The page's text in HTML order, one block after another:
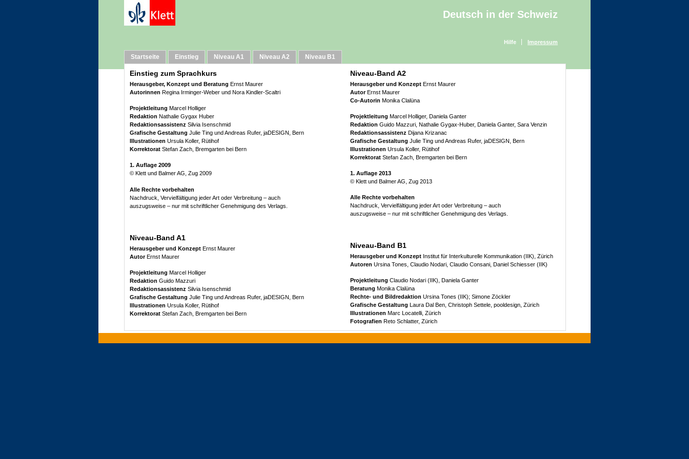
Deutsch in der Schweiz
Startseite Einstieg Niveau A1 Niveau A2 Niveau B1
Hilfe Impressum
Einstieg zum Sprachkurs
Herausgeber, Konzept und Beratung Ernst Maurer
Autorinnen Regina Irminger-Weber und Nora Kindler-Scaltri
Projektleitung Marcel Holliger
Redaktion Nathalie Gygax Huber
Redaktionsassistenz Silvia Isenschmid
Grafische Gestaltung Julie Ting und Andreas Rufer, jaDESIGN, Bern
Illustrationen Ursula Koller, Rütihof
Korrektorat Stefan Zach, Bremgarten bei Bern
1. Auflage 2009
© Klett und Balmer AG, Zug 2009
Alle Rechte vorbehalten
Nachdruck, Vervielfältigung jeder Art oder Verbreitung – auch
auszugsweise – nur mit schriftlicher Genehmigung des Verlags.
Niveau-Band A1
Herausgeber und Konzept Ernst Maurer
AutorErnst Maurer
Projektleitung Marcel Holliger
Redaktion Guido Mazzuri
Redaktionsassistenz Silvia Isenschmid
Grafische Gestaltung Julie Ting und Andreas Rufer, jaDESIGN, Bern
Illustrationen Ursula Koller, Rütihof
Korrektorat Stefan Zach, Bremgarten bei Bern
1. Auflage 2011
Niveau-Band A2
Herausgeber und Konzept Ernst Maurer
AutorErnst Maurer
Co-Autorin Monika Clalüna
Projektleitung Marcel Holliger, Daniela Ganter
Redaktion Guido Mazzuri, Nathalie Gygax-Huber, Daniela Ganter, Sara Venzin
Redaktionsassistenz Dijana Krizanac
Grafische Gestaltung Julie Ting und Andreas Rufer, jaDESIGN, Bern
Illustrationen Ursula Koller, Rütihof
Korrektorat Stefan Zach, Bremgarten bei Bern
1. Auflage 2013
© Klett und Balmer AG, Zug 2013
Alle Rechte vorbehalten
Nachdruck, Vervielfältigung jeder Art oder Verbreitung – auch
auszugsweise – nur mit schriftlicher Genehmigung des Verlags.
Niveau-Band B1
Herausgeber und Konzept Institut für Interkulturelle Kommunikation (IIK), Zürich
Autoren Ursina Tones, Claudio Nodari, Claudio Consani, Daniel Schiesser (IIK)
Projektleitung Claudio Nodari (IIK), Daniela Ganter
Beratung Monika Clalüna
Rechte- und Bildredaktion Ursina Tones (IIK); Simone Zöckler
Grafische Gestaltung Laura Dal Ben, Christoph Settele, pooldesign, Zürich
Illustrationen Marc Locatelli, Zürich
Fotografien Reto Schlatter, Zürich
KorrektoratStefan Zach, z.a.ch GmbH, Langenthal
1. Auflage 2015